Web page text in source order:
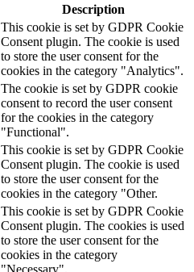
Description
This cookie is set by GDPR Cookie
Consent plugin. The cookie is used
to store the user consent for the
cookies in the category "Analytics".
The cookie is set by GDPR cookie
consent to record the user consent
for the cookies in the category
"Functional".
This cookie is set by GDPR Cookie
Consent plugin. The cookie is used
to store the user consent for the
cookies in the category "Other.
This cookie is set by GDPR Cookie
Consent plugin. The cookies is used
to store the user consent for the
cookies in the category
"Necessary".